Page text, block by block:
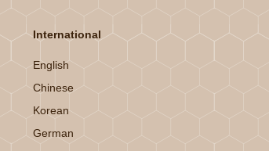
International
English
Chinese
Korean
German